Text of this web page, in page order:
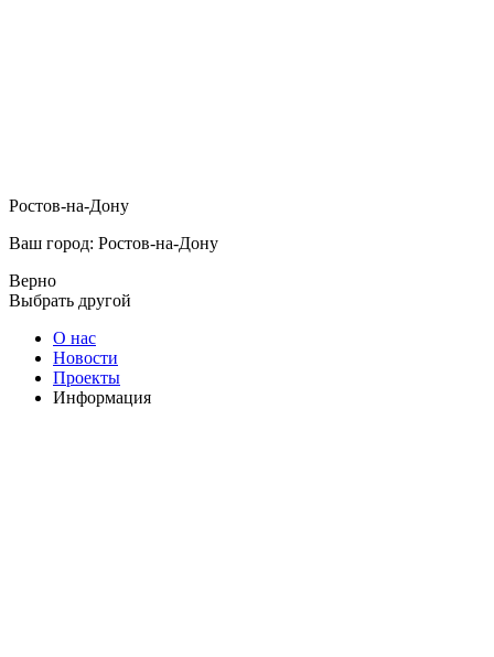
Ростов-на-Дону
Ваш город: Ростов-на-Дону
Верно
Выбрать другой
О нас
Новости
Проекты
Информация